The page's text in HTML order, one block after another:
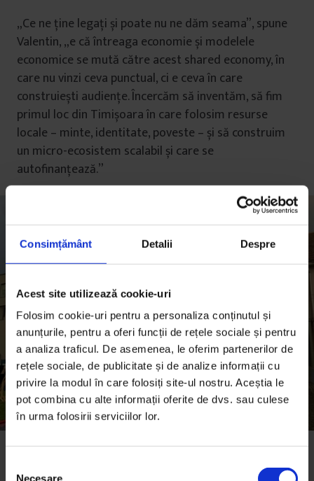
Consimțământ Detalii Despre
Acest site utilizează cookie-uri
Folosim cookie-uri pentru a personaliza conținutul și
anunțurile, pentru a oferi funcții de rețele sociale și pentru
a analiza traficul. De asemenea, le oferim partenerilor de
rețele sociale, de publicitate și de analize informații cu
privire la modul în care folosiți site-ul nostru. Aceștia le
pot combina cu alte informații oferite de dvs. sau culese
în urma folosirii serviciilor lor.
Necesare
„Ce ne ține legați și poate nu ne dăm seama”, spune
Valentin, „e că întreaga economie și modelele
economice se mută către acest shared economy, în
care nu vinzi ceva punctual, ci e ceva în care
construiești audiențe. Încercăm să inventăm, să fim
primul loc din Timișoara în care folosim resurse
locale – minte, identitate, poveste – și să construim
un micro-ecosistem scalabil și care se
autofinanțează.”
FABER s-a deschis oficial după cele două luni de stare de
urgență instaurate din cauza pandemiei de COVID-19